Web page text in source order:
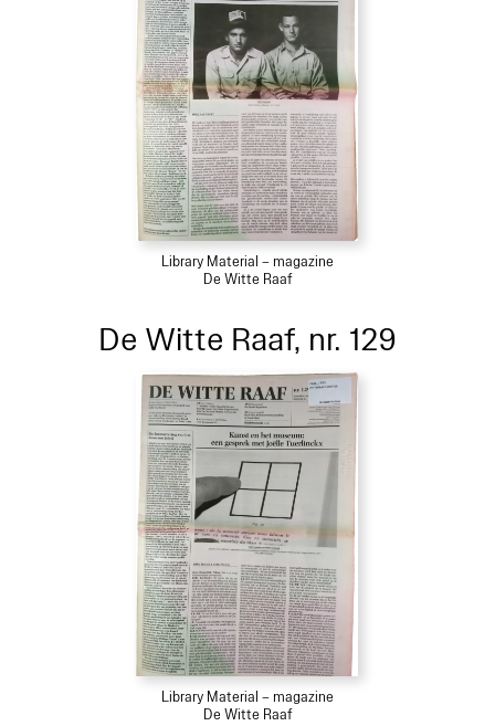
Library Material – magazine
De Witte Raaf
De Witte Raaf, nr. 129
Library Material – magazine
De Witte Raaf